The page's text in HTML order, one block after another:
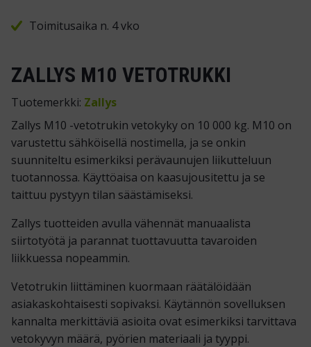
Toimitusaika n. 4 vko
ZALLYS M10 VETOTRUKKI
Tuotemerkki: Zallys
Zallys M10 -vetotrukin vetokyky on 10 000 kg. M10 on
varustettu sähköisellä nostimella, ja se onkin
suunniteltu esimerkiksi perävaunujen liikutteluun
tuotannossa. Käyttöaisa on kaasujousitettu ja se
taittuu pystyyn tilan säästämiseksi.
Zallys tuotteiden avulla vähennät manuaalista
siirtotyötä ja parannat tuottavuutta tavaroiden
liikkuessa nopeammin.
Vetotrukin liittäminen kuormaan räätälöidään
asiakaskohtaisesti sopivaksi. Käytännön sovelluksen
kannalta merkittäviä asioita ovat esimerkiksi tarvittava
vetokyvyn määrä, pyörien materiaali ja tyyppi.